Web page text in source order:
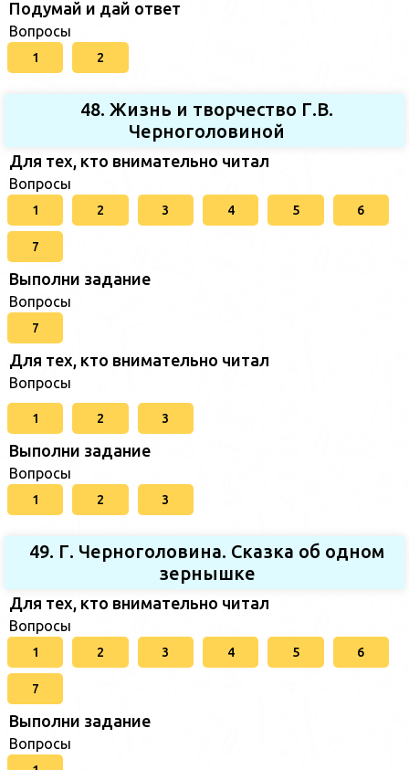
Подумай и дай ответ
Вопросы
1 2
48. Жизнь и творчество Г.В.
Черноголовиной
Для тех, кто внимательно читал
Вопросы
1 2 3 4 5 6
7
Выполни задание
Вопросы
7
Для тех, кто внимательно читал
Вопросы
1 2 3
Выполни задание
Вопросы
1 2 3
49. Г. Черноголовина. Сказка об одном
зернышке
Для тех, кто внимательно читал
Вопросы
1 2 3 4 5 6
7
Выполни задание
Вопросы